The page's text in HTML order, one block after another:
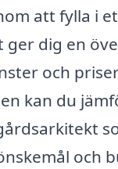
att fylla i
ger dig en
och
kan du
och